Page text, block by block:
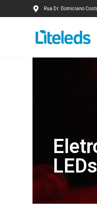
Rua Dr. Domiciano
LEDs